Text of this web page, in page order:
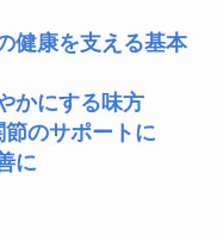
健康を支える基本
かにする味方
節のサポートに
に